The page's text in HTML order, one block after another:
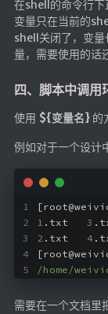
在shell的命令行
变量只在当前的
shell关闭了，变
量，需要使用的话
四、脚本中调用
使用 ${变量名}的
例如对于一个设计
1 .txt 3
2 .txt 4
/home/
需要在一个文档里
动画
背景
电流
夜色
🚩合集
文章
⌛时
🎅登录
隐私